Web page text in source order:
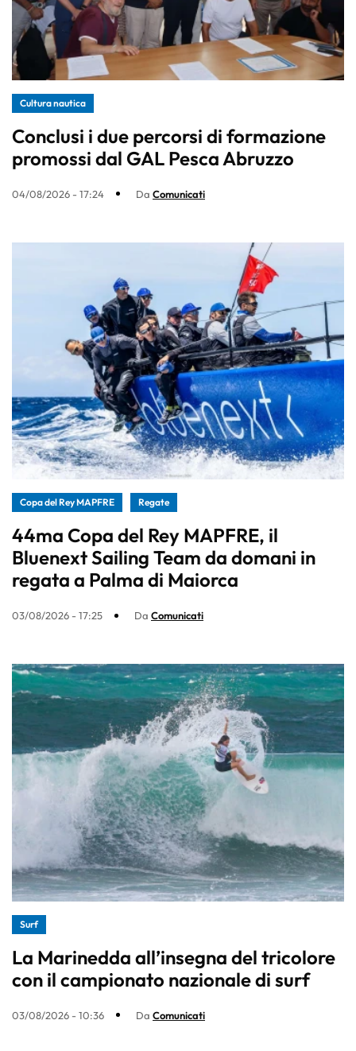
Cultura nautica
Conclusi i due percorsi di formazione
promossi dal GAL Pesca Abruzzo
04/08/2026 - 17:24 Da Comunicati
Copa del Rey MAPFRE Regate
44ma Copa del Rey MAPFRE, il
Bluenext Sailing Team da domani in
regata a Palma di Maiorca
03/08/2026 - 17:25 Da Comunicati
Surf
La Marinedda all’insegna del tricolore
con il campionato nazionale di surf
03/08/2026 - 10:36 Da Comunicati